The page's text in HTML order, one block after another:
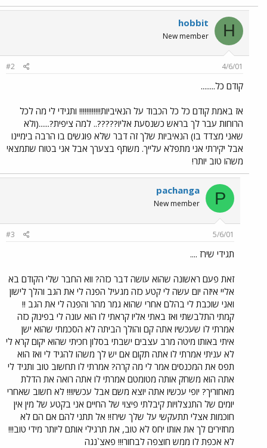
H
hobbit
New member
4/6/01
#2
קודם כל........
אז באמת קודם כל כל הכבוד על הנאיביות!!!!!!!!!!!! ותגידי לי מה לכל
הרוחות עבר לך בראש כשנסעת אליו?????.. למה ציפית?......(ולא
שאני מצדד בו) הנאיביות שלך זה דבר שלא פוגשים בו הרבה בימיינו
אבל יקירתי אני מתפלא עלייך. משתף בצערך אבל אני בטוח שתמצאי
משהו טוב יותר!
P
pachanga
New member
5/6/01
#3
תגידי שירז ....
זאת פעם ראשונה שהוא עושה דבר כזה? ווא החבר שלי הקודם בא
אליי איזה יום עשה לי קטע כזה מגעיל הפנה לי את הגב והלך לישון
ואני שוכבת לי בהלם אחרי שהוא גמר מהר והפנה לי את הגב !!
קמתי התלבשתי ואז באתי אליו קראתי לו הוא עונה לי בפינוק כזה
אמרתי לו שעכשיו אתה קם והולך הביתה לא הסכמתי שהוא ישן
איתי באותו מיטה מרב עצבים ישבתי בסלון חכיתי שהוא יקום קרא לי
לא עניתי אמרתי לו אתה תקום אם יש לך משהו להגיד לי ואז הוא
תפס את המכנסים אמר לי מה קרה? אמרתי לו תחשוב טוב ותגיד לי
אתה הוא משחק אותה מטומטם אמרתי לו אתה רואה את הדלת
מאחוריך? יופי עכשיו אתה יוצא משם אבל עכשיו!!! לא חשוב שאחרי
יומים של התנצלויות קיבלתי פיצוי של החיים אני בקטע של מין אין
חוכמות אצלי תתעקשי על שלך שירז!! אל תתני להם אם הם לא
מחזירים לך את אותו יחס לא טוב, את תרגילי אותם ליותר מידי טוב!!!
לא אכפת לו ממש חוצפה לבחור!!! פאצ`נגה